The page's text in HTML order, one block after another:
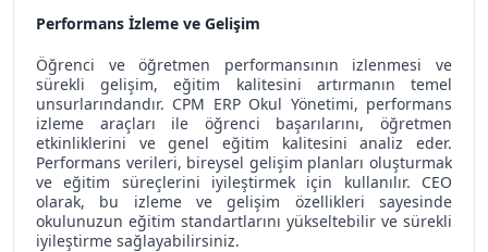
Performans İzleme ve Gelişim
Öğrenci ve öğretmen performansının izlenmesi ve
sürekli gelişim, eğitim kalitesini artırmanın temel
unsurlarındandır. CPM ERP Okul Yönetimi, performans
izleme araçları ile öğrenci başarılarını, öğretmen
etkinliklerini ve genel eğitim kalitesini analiz eder.
Performans verileri, bireysel gelişim planları oluşturmak
ve eğitim süreçlerini iyileştirmek için kullanılır. CEO
olarak, bu izleme ve gelişim özellikleri sayesinde
okulunuzun eğitim standartlarını yükseltebilir ve sürekli
iyileştirme sağlayabilirsiniz.